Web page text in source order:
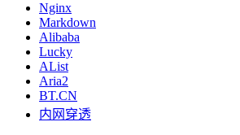
Nginx
Markdown
Alibaba
Lucky
AList
Aria2
BT.CN
内网穿透